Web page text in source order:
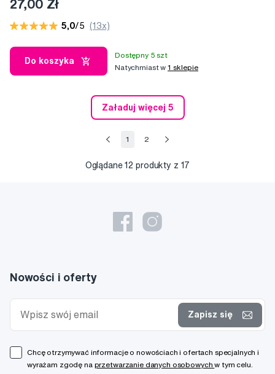
27,00 Zł
5,0/5 (13x)
Do koszyka
Dostępny 5 szt
Natychmiast w1 sklepie
Załaduj więcej 5
1 2
Oglądane12 produkty z 17
Nowości i oferty
Zapisz się
Chcę otrzymywać informacje o nowościach i ofertach specjalnych i
wyrażam zgodę na przetwarzanie danych osobowychw tym celu.